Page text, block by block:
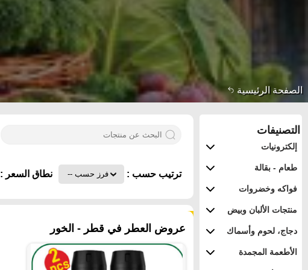
الصفحة الرئيسية
التصنيفات
إلكترونيات
طعام - بقالة
فواكه وخضروات
منتجات الألبان وبيض
دجاج، لحوم وأسماك
الأطعمة المجمدة
ترتيب حسب : نطاق السعر :
عروض العطر في قطر - الخور